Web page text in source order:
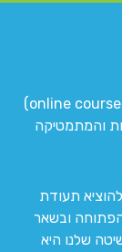
המרכז המוביל והמקצועי לקורסים דיגיטליים (online courses)
והמתמטיקה
תעודת
ובשאר
שלנו היא